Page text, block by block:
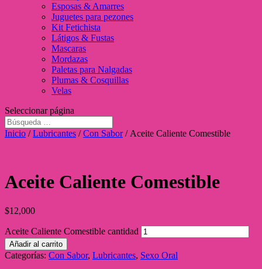
Esposas & Amarres
Juguetes para pezones
Kit Fetichista
Látigos & Fustas
Mascaras
Mordazas
Paletas para Nalgadas
Plumas & Cosquillas
Velas
Seleccionar página
Inicio /Lubricantes /Con Sabor/ Aceite Caliente Comestible
Aceite Caliente Comestible
$12,000
Aceite Caliente Comestible cantidad
Añadir al carrito
Categorías: Con Sabor, Lubricantes, Sexo Oral